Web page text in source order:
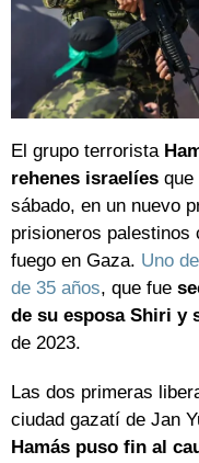
El grupo terrorista
rehenes israelíes que
sábado, en un nuevo
prisioneros palestinos
fuego en Gaza. Uno
de 35 años, que fue
de su esposa Shiri y
de 2023.
Las dos primeras
ciudad gazatí de Jan
Hamás puso fin al